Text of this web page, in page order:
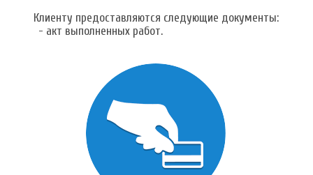
Клиенту предоставляются следующие документы:
- акт выполненных работ.